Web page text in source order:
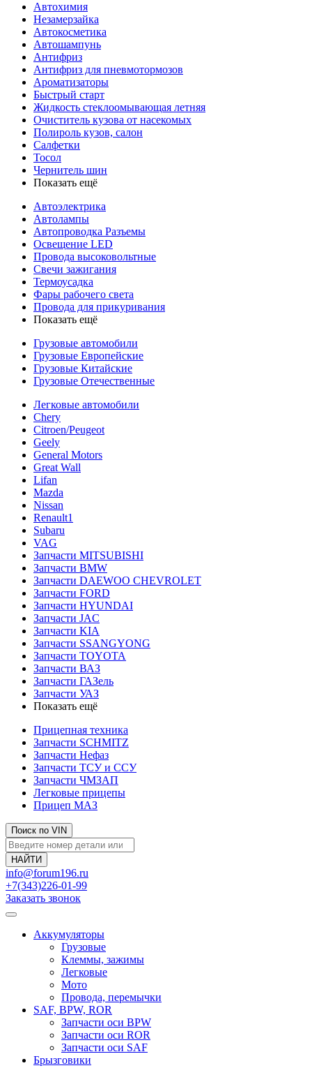
Автохимия
Незамерзайка
Автокосметика
Автошампунь
Антифриз
Антифриз для пневмотормозов
Ароматизаторы
Быстрый старт
Жидкость стеклоомывающая летняя
Очиститель кузова от насекомых
Полироль кузов, салон
Салфетки
Тосол
Чернитель шин
Показать ещё
Автоэлектрика
Автолампы
Автопроводка Разъемы
Освещение LED
Провода высоковольтные
Свечи зажигания
Термоусадка
Фары рабочего света
Провода для прикуривания
Показать ещё
Грузовые автомобили
Грузовые Европейские
Грузовые Китайские
Грузовые Отечественные
Легковые автомобили
Chery
Citroen/Peugeot
Geely
General Motors
Great Wall
Lifan
Mazda
Nissan
Renault1
Subaru
VAG
Запчасти MITSUBISHI
Запчасти BMW
Запчасти DAEWOO CHEVROLET
Запчасти FORD
Запчасти HYUNDAI
Запчасти JAC
Запчасти KIA
Запчасти SSANGYONG
Запчасти TOYOTA
Запчасти ВАЗ
Запчасти ГАЗель
Запчасти УАЗ
Показать ещё
Прицепная техника
Запчасти SCHMITZ
Запчасти Нефаз
Запчасти ТСУ и ССУ
Запчасти ЧМЗАП
Легковые прицепы
Прицеп МАЗ
Поиск по VIN
info@forum196.ru
+7(343)226-01-99
Заказать звонок
Аккумуляторы
Грузовые
Клеммы, зажимы
Легковые
Мото
Провода, перемычки
SAF, BPW, ROR
Запчасти оси BPW
Запчасти оси ROR
Запчасти оси SAF
Брызговики